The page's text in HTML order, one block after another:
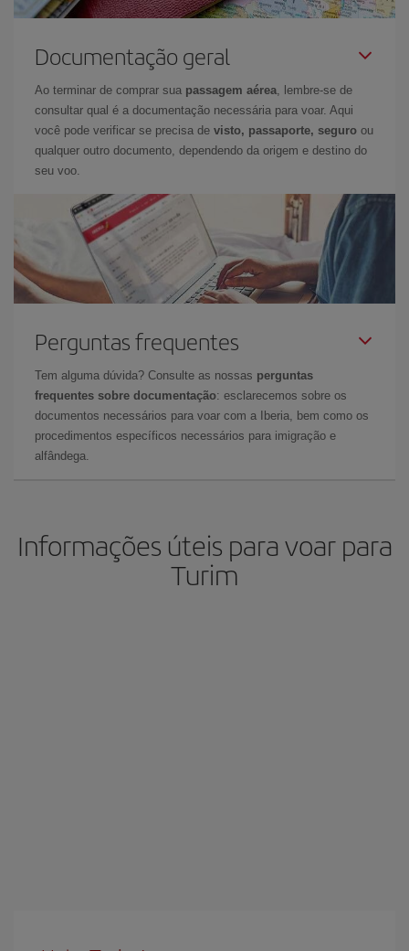
Documentação geral
Ao terminar de comprar sua passagem aérea, lembre-se de
consultar qual é a documentação necessária para voar. Aqui
você pode verificar se precisa de visto, passaporte, seguro ou
qualquer outro documento, dependendo da origem e destino do
seu voo.
Perguntas frequentes
Tem alguma dúvida? Consulte as nossas perguntas
frequentes sobre documentação: esclarecemos sobre os
documentos necessários para voar com a Iberia, bem como os
procedimentos específicos necessários para imigração e
alfândega.
Informações úteis para voar para
Turim